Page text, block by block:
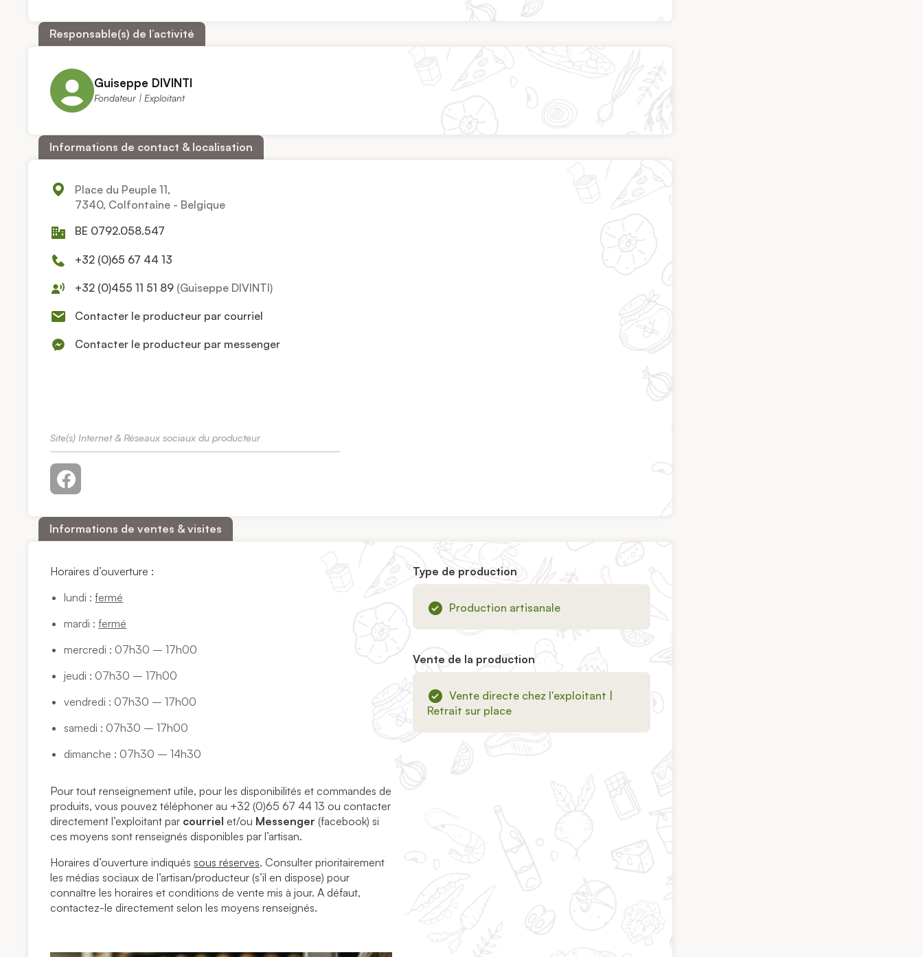
Responsable(s) de l’activité
Guiseppe DIVINTI
Fondateur | Exploitant
Informations de contact & localisation
Place du Peuple 11,
7340, Colfontaine - Belgique
BE 0792.058.547
+32 (0)65 67 44 13
+32 (0)455 11 51 89 (Guiseppe DIVINTI)
Contacter le producteur par courriel
Contacter le producteur par messenger
Site(s) Internet & Réseaux sociaux du producteur
Informations de ventes & visites
Horaires d’ouverture :
lundi :fermé
mardi :fermé
mercredi : 07h30 – 17h00
jeudi : 07h30 – 17h00
vendredi : 07h30 – 17h00
samedi : 07h30 – 17h00
dimanche : 07h30 – 14h30
Pour tout renseignement utile, pour les disponibilités et commandes de
produits, vous pouvez téléphoner au +32 (0)65 67 44 13 ou contacter
directement l’exploitant par courriel et/ou Messenger (facebook) si
ces moyens sont renseignés disponibles par l’artisan.
Horaires d’ouverture indiqués sous réserves. Consulter prioritairement
les médias sociaux de l’artisan/producteur (s’il en dispose) pour
connaître les horaires et conditions de vente mis à jour. A défaut,
contactez-le directement selon les moyens renseignés.
Type de production
Production artisanale
Vente de la production
Vente directe chez l'exploitant |
Retrait sur place